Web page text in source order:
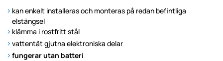
kan enkelt installeras och monteras på redan befintliga
elstängsel
klämma i rostfritt stål
vattentät gjutna elektroniska delar
fungerar utan batteri